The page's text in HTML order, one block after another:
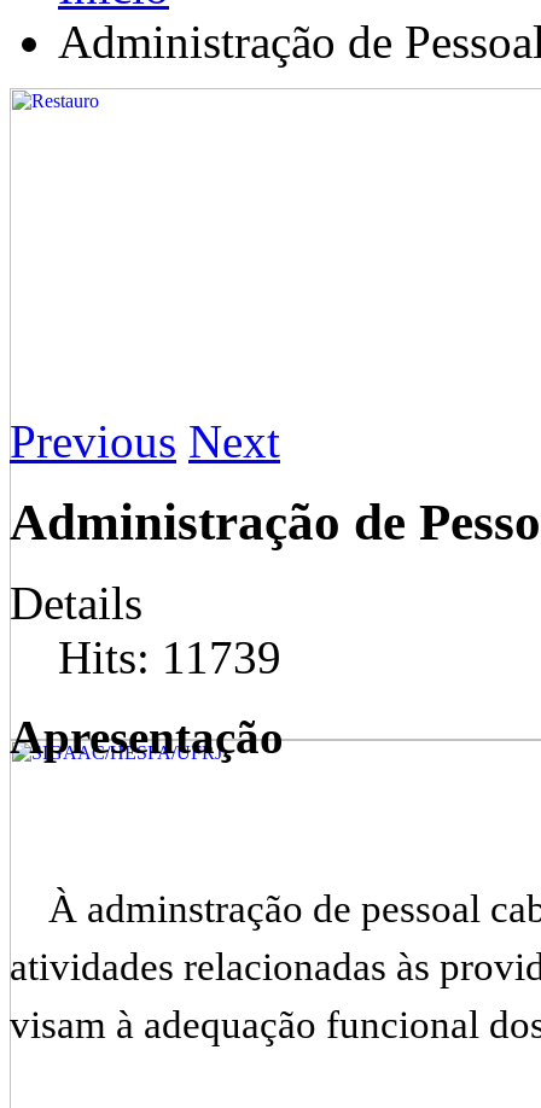
Administração de
Previous Next
Administração de
Details
Hits: 11739
Apresentação
À adminstração de pessoal
atividades relacionadas às
visam à adequação funcional